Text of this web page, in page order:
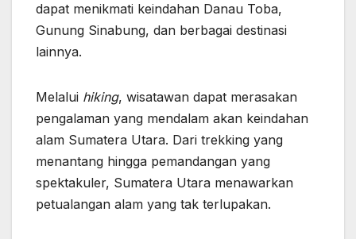
dapat menikmati keindahan Danau Toba,
Gunung Sinabung, dan berbagai destinasi
lainnya.
Melalui hiking, wisatawan dapat merasakan
pengalaman yang mendalam akan keindahan
alam Sumatera Utara. Dari trekking yang
menantang hingga pemandangan yang
spektakuler, Sumatera Utara menawarkan
petualangan alam yang tak terlupakan.